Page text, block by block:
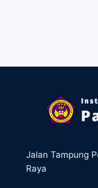
Jalan Tampung
Raya